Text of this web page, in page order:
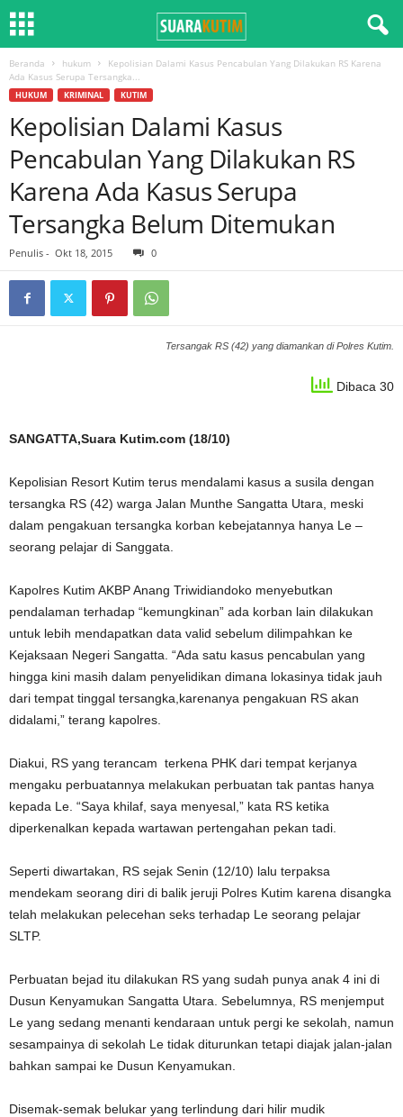
Beranda hukum
Kepolisian Dalami Kasus Pencabulan Yang Dilakukan RS Karena
Ada Kasus Serupa Tersangka...
HUKUM KRIMINAL KUTIM
Kepolisian Dalami Kasus
Pencabulan Yang Dilakukan RS
Karena Ada Kasus Serupa
Tersangka Belum Ditemukan
Penulis - Okt 18, 2015 0
Tersangak RS (42) yang diamankan di Polres Kutim.
Dibaca 30
SANGATTA,Suara Kutim.com (18/10)
Kepolisian Resort Kutim terus mendalami kasus a susila dengan
tersangka RS (42) warga Jalan Munthe Sangatta Utara, meski
dalam pengakuan tersangka korban kebejatannya hanya Le –
seorang pelajar di Sanggata.
Kapolres Kutim AKBP Anang Triwidiandoko menyebutkan
pendalaman terhadap “kemungkinan” ada korban lain dilakukan
untuk lebih mendapatkan data valid sebelum dilimpahkan ke
Kejaksaan Negeri Sangatta. “Ada satu kasus pencabulan yang
hingga kini masih dalam penyelidikan dimana lokasinya tidak jauh
dari tempat tinggal tersangka,karenanya pengakuan RS akan
didalami,” terang kapolres.
Diakui, RS yang terancam terkena PHK dari tempat kerjanya
mengaku perbuatannya melakukan perbuatan tak pantas hanya
kepada Le. “Saya khilaf, saya menyesal,” kata RS ketika
diperkenalkan kepada wartawan pertengahan pekan tadi.
Seperti diwartakan, RS sejak Senin (12/10) lalu terpaksa
mendekam seorang diri di balik jeruji Polres Kutim karena disangka
telah melakukan pelecehan seks terhadap Le seorang pelajar
SLTP.
Perbuatan bejad itu dilakukan RS yang sudah punya anak 4 ini di
Dusun Kenyamukan Sangatta Utara. Sebelumnya, RS menjemput
Le yang sedang menanti kendaraan untuk pergi ke sekolah, namun
sesampainya di sekolah Le tidak diturunkan tetapi diajak jalan-jalan
bahkan sampai ke Dusun Kenyamukan.
Disemak-semak belukar yang terlindung dari hilir mudik